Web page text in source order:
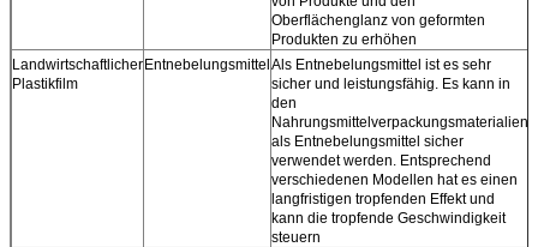
Oberflächenglanz von geformten
Produkten zu erhöhen
Landwirtschaftlicher
Plastikfilm
EntnebelungsmittelAls Entnebelungsmittel ist es sehr
sicher und leistungsfähig. Es kann in
den
Nahrungsmittelverpackungsmaterialien
als Entnebelungsmittel sicher
verwendet werden. Entsprechend
verschiedenen Modellen hat es einen
langfristigen tropfenden Effekt und
kann die tropfende Geschwindigkeit
steuern